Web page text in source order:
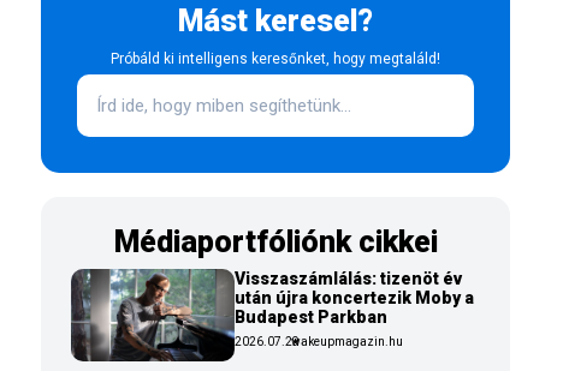
Mást keresel?
Próbáld ki intelligens keresőnket, hogy megtaláld!
Médiaportfóliónk cikkei
Visszaszámlálás: tizenöt év
után újra koncertezik Moby a
Budapest Parkban
2026.07.29wakeupmagazin.hu